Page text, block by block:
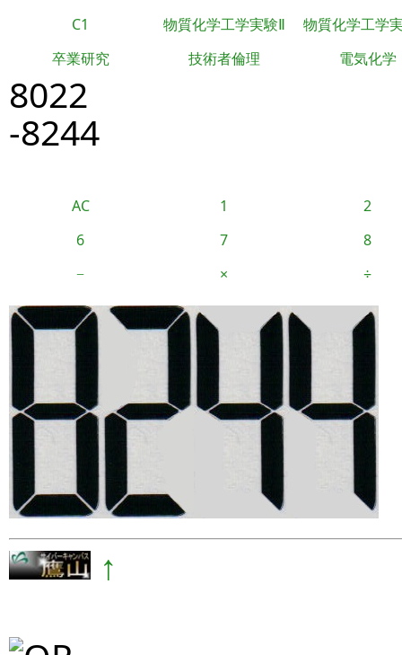
C1 物質化学工学実験Ⅱ
物質化学工学
卒業研究
技術者倫理 電気化学
8022
-8244
AC 1
2
6
7
8
−
× ÷
↑